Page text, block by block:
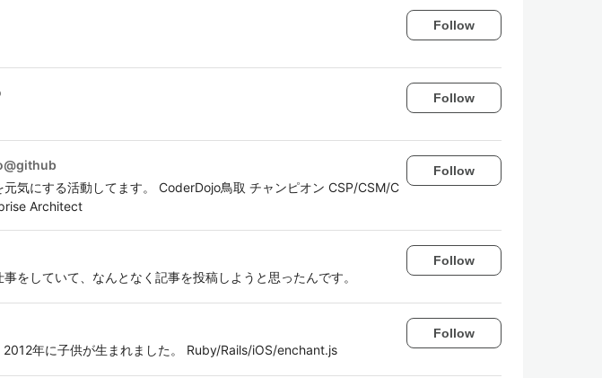
Follow
Follow
元気にする活動してます。 CoderDojo鳥取 チャンピオン CSP/CSM/C
Architect
Follow
をしていて、なんとなく記事を投稿しようと思ったんです。
Follow
2012年に子供が生まれました。 Ruby/Rails/iOS/enchant.js
Follow